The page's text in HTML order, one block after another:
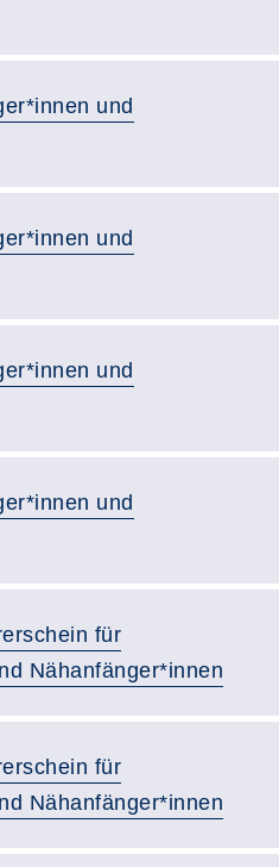
und
und
und
und
für
Nähanfänger*innen
für
Nähanfänger*innen